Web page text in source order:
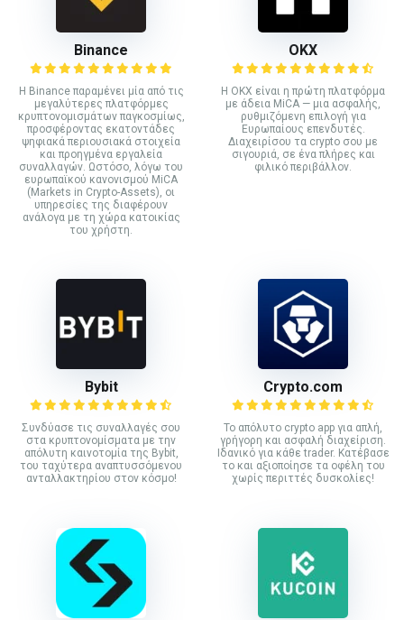
Binance
Η Binance παραμένει μία από τις
μεγαλύτερες πλατφόρμες
κρυπτονομισμάτων παγκοσμίως,
προσφέροντας εκατοντάδες
ψηφιακά περιουσιακά στοιχεία
και προηγμένα εργαλεία
συναλλαγών. Ωστόσο, λόγω του
ευρωπαϊκού κανονισμού MiCA
(Markets in Crypto-Assets), οι
υπηρεσίες της διαφέρουν
ανάλογα με τη χώρα κατοικίας
του χρήστη.
ΟΚΧ
Η OKX είναι η πρώτη πλατφόρμα
με άδεια MiCA — μια ασφαλής,
ρυθμιζόμενη επιλογή για
Ευρωπαίους επενδυτές.
Διαχειρίσου τα crypto σου με
σιγουριά, σε ένα πλήρες και
φιλικό περιβάλλον.
Bybit
Συνδύασε τις συναλλαγές σου
στα κρυπτονομίσματα με την
απόλυτη καινοτομία της Bybit,
του ταχύτερα αναπτυσσόμενου
ανταλλακτηρίου στον κόσμο!
Crypto.com
Το απόλυτο crypto app για απλή,
γρήγορη και ασφαλή διαχείριση.
Ιδανικό για κάθε trader. Κατέβασε
το και αξιοποίησε τα οφέλη του
χωρίς περιττές δυσκολίες!